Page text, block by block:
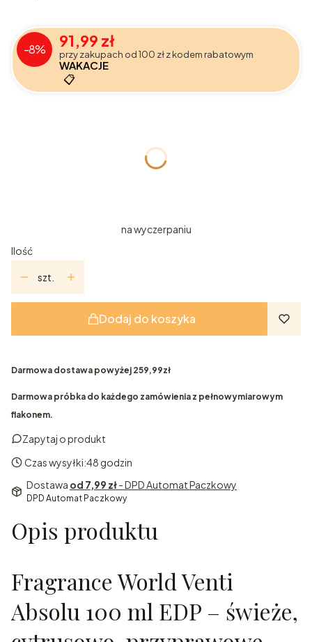
-8% 91,99 zł
przy zakupach od 100 zł z kodem rabatowym
WAKACJE
📋
na wyczerpaniu
Ilość
szt.
Dodaj do koszyka
Darmowa dostawa powyżej 259,99zł
Darmowa próbka do każdego zamówienia z pełnowymiarowym
flakonem.
Zapytaj o produkt
Czas wysyłki:48 godzin
Dostawa od 7,99 zł- DPD Automat Paczkowy
DPD Automat Paczkowy
Opis produktu
Fragrance World Venti
Absolu 100 ml EDP – świeże,